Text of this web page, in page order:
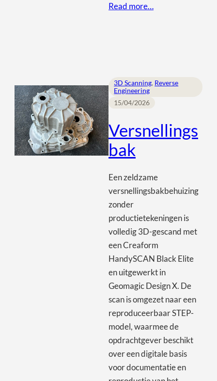
Read more…
3D Scanning, Reverse
Engineering
15/04/2026
Versnellings
bak
Een zeldzame
versnellingsbakbehuizing
zonder
productietekeningen is
volledig 3D-gescand met
een Creaform
HandySCAN Black Elite
en uitgewerkt in
Geomagic Design X. De
scan is omgezet naar een
reproduceerbaar STEP-
model, waarmee de
opdrachtgever beschikt
over een digitale basis
voor documentatie en